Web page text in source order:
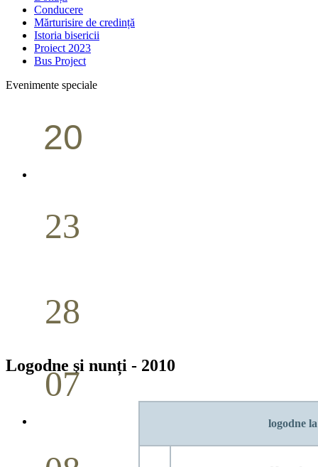
Conducere
Mărturisire de credință
Istoria bisericii
Proiect 2023
Bus Project
Evenimente speciale
20
23
28
07
Logodne şi nunți - 2010
logodne